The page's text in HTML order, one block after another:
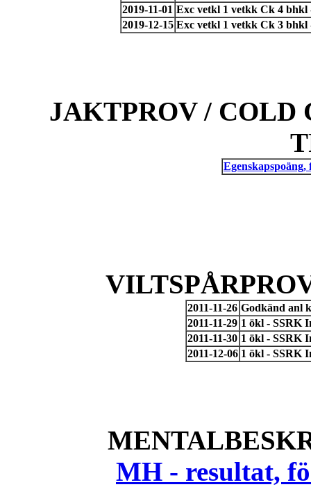
2019-11-01 Exc vetkl 1 vetkk Ck 4
2019-12-15 Exc vetkl 1 vetkk Ck 3
JAKTPROV / COLD
2011-11-26 Godkänd anl
2011-11-29 1 ökl - SSRK
2011-11-30 1 ökl - SSRK
2011-12-06 1 ökl - SSRK
MH - resultat,